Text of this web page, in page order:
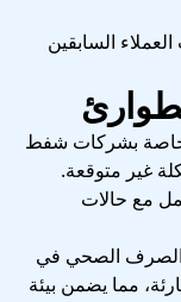
السابقين
بشركات شفط
غير متوقعة.
مع حالات
الصرف الصحي في
مما يضمن بيئة